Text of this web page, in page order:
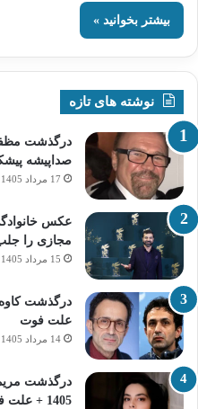
بیشتر بخوانید »
نوشته های تازه
درگذشت
صداپیشه
17 مرداد 1405
عکس
مجازی را
15 مرداد 1405
درگذشت کاوه
علت فوت
14 مرداد 1405
1405 + علت فوت